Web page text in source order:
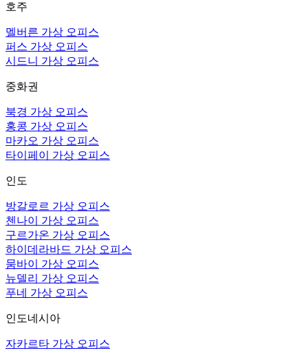
호주
멜버른 가상 오피스
퍼스 가상 오피스
시드니 가상 오피스
중화권
북경 가상 오피스
홍콩 가상 오피스
마카오 가상 오피스
타이페이 가상 오피스
인도
방갈로르 가상 오피스
첸나이 가상 오피스
구르가온 가상 오피스
하이데라바드 가상 오피스
뭄바이 가상 오피스
뉴델리 가상 오피스
푸네 가상 오피스
인도네시아
자카르타 가상 오피스